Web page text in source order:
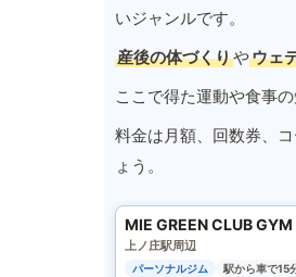
いジャンルです。
産後の体づくりやウェ
ここで得た運動や食事
料金は月額、回数券、
ょう。
MIE GREEN CLUB
上ノ庄駅周辺
パーソナルジム
駅から車で15